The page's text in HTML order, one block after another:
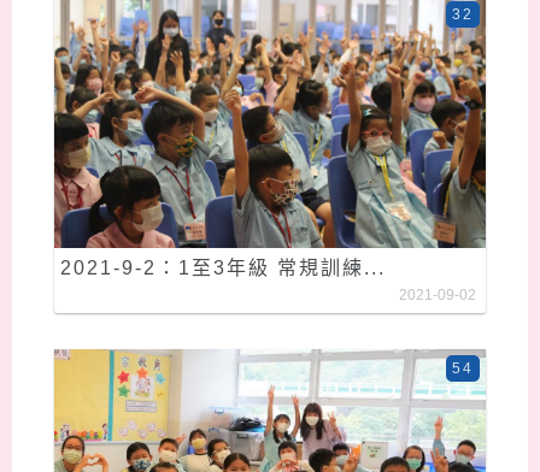
2021-9-2：1至3年級 常規訓練...
32
2021-09-02
54